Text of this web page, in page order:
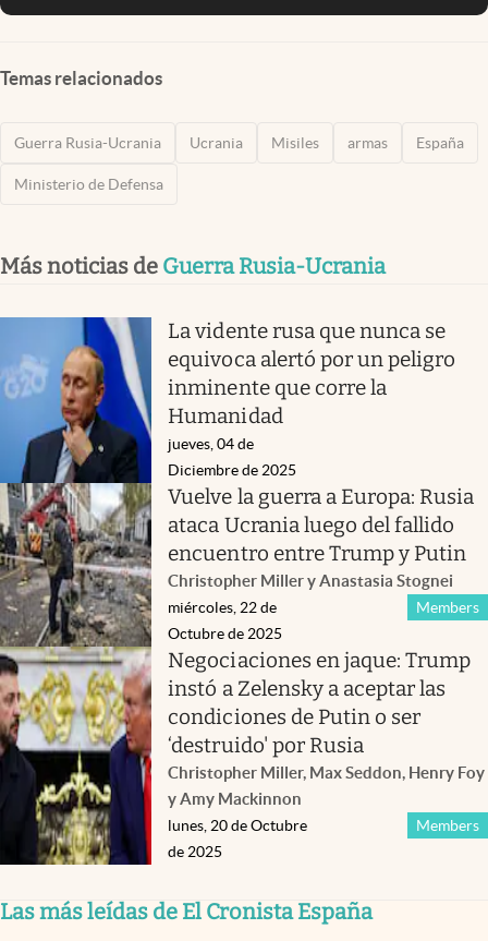
Temas relacionados
Guerra Rusia-Ucrania Ucrania Misiles armas España
Ministerio de Defensa
Más noticias de Guerra Rusia-Ucrania
La vidente rusa que nunca se
equivoca alertó por un peligro
inminente que corre la
Humanidad
jueves, 04 de
Diciembre de 2025
Vuelve la guerra a Europa: Rusia
ataca Ucrania luego del fallido
encuentro entre Trump y Putin
Christopher Miller y Anastasia Stognei
Members
miércoles, 22 de
Octubre de 2025
Negociaciones en jaque: Trump
instó a Zelensky a aceptar las
condiciones de Putin o ser
‘destruido' por Rusia
Christopher Miller, Max Seddon, Henry Foy
y Amy Mackinnon
Members
lunes, 20 de Octubre
de 2025
Las más leídas de El Cronista España